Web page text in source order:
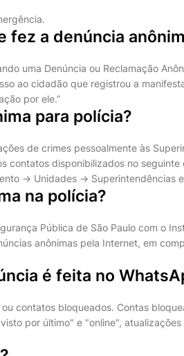
fez a denúncia
uma Denúncia ou Reclamação
ao cidadão que registrou a
por ele.”
para polícia?
de crimes pessoalmente às
contatos disponibilizados no seguinte
-> Unidades -> Superintendências e
na polícia?
Pública de São Paulo com o
anônimas pela Internet, em
é feita no
contatos bloqueados. Contas
por último" e "online",